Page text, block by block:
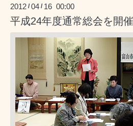
2012 /04 / 16 00:00
平成24年度通常総会を開